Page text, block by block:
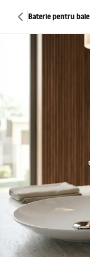
Baterie pentru baie